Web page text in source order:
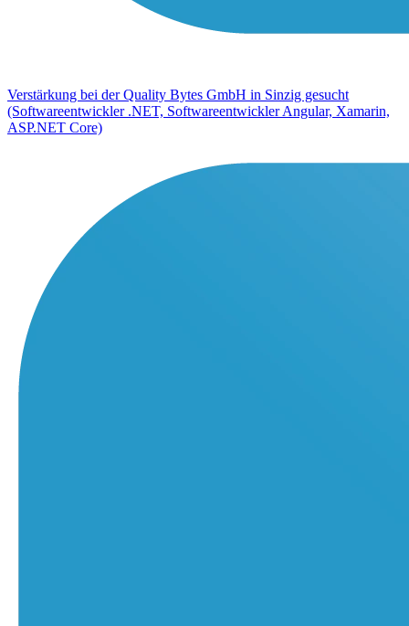
Verstärkung bei der Quality Bytes GmbH in Sinzig gesucht
(Softwareentwickler .NET, Softwareentwickler Angular, Xamarin,
ASP.NET Core)